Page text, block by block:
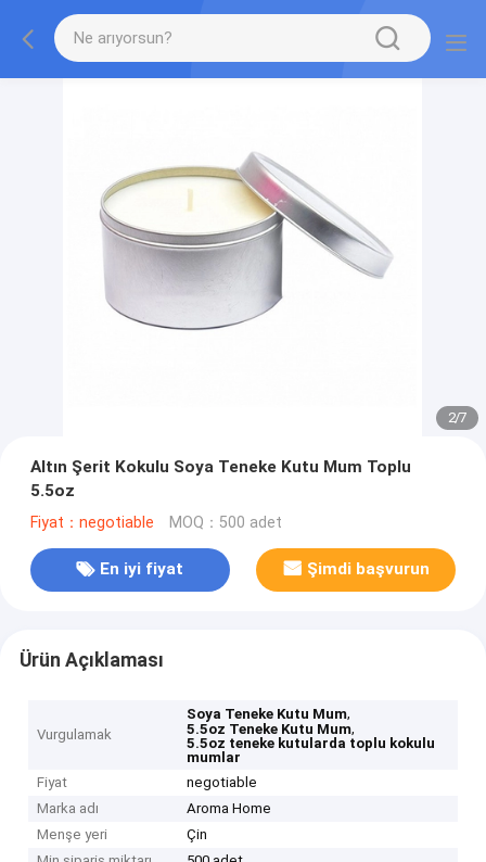
2/7
Altın Şerit Kokulu Soya Teneke Kutu Mum Toplu
5.5oz
Fiyat：negotiable MOQ：500 adet
En iyi fiyat Şimdi başvurun
Ürün Açıklaması
Vurgulamak
Soya Teneke Kutu Mum,
5.5oz Teneke Kutu Mum,
5.5oz teneke kutularda toplu kokulu
mumlar
Fiyat
negotiable
Marka adı
Aroma Home
Menşe yeri
Çin